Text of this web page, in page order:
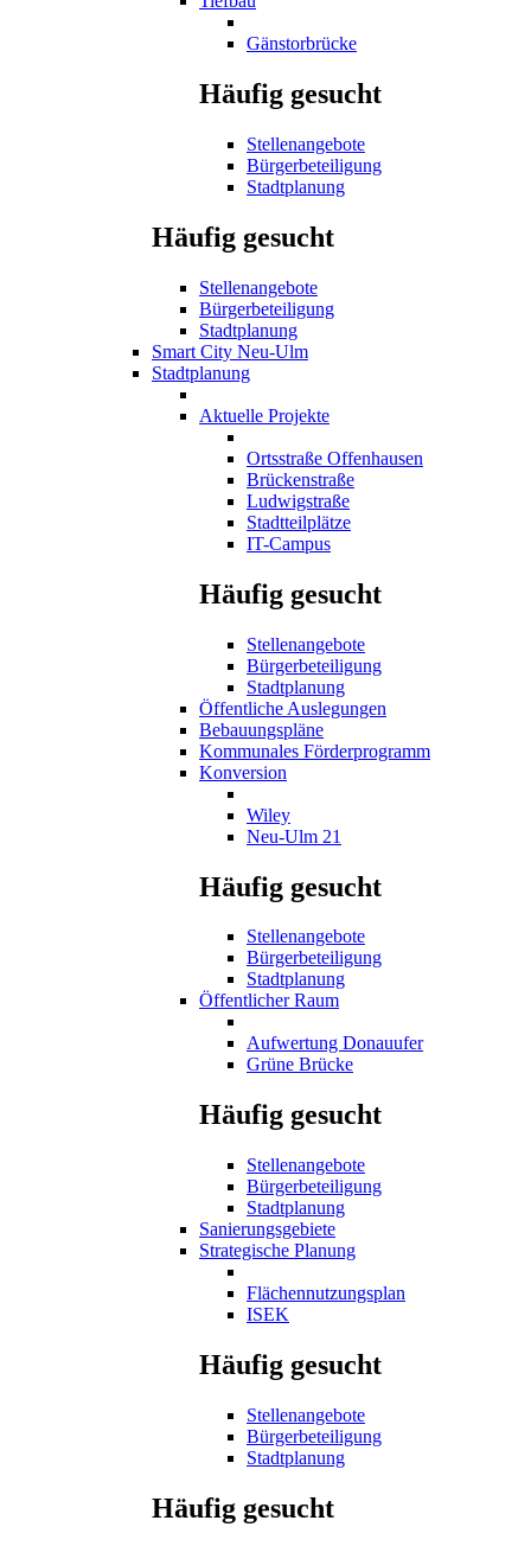
Gänstorbrücke
Häufig gesucht
Stellenangebote
Bürgerbeteiligung
Stadtplanung
Häufig gesucht
Stellenangebote
Bürgerbeteiligung
Stadtplanung
Smart City Neu-Ulm
Stadtplanung
Aktuelle Projekte
Ortsstraße Offenhausen
Brückenstraße
Ludwigstraße
Stadtteilplätze
IT-Campus
Häufig gesucht
Stellenangebote
Bürgerbeteiligung
Stadtplanung
Öffentliche Auslegungen
Bebauungspläne
Kommunales Förderprogramm
Konversion
Wiley
Neu-Ulm 21
Häufig gesucht
Stellenangebote
Bürgerbeteiligung
Stadtplanung
Öffentlicher Raum
Aufwertung Donauufer
Grüne Brücke
Häufig gesucht
Stellenangebote
Bürgerbeteiligung
Stadtplanung
Sanierungsgebiete
Strategische Planung
Flächennutzungsplan
ISEK
Häufig gesucht
Stellenangebote
Bürgerbeteiligung
Stadtplanung
Häufig gesucht